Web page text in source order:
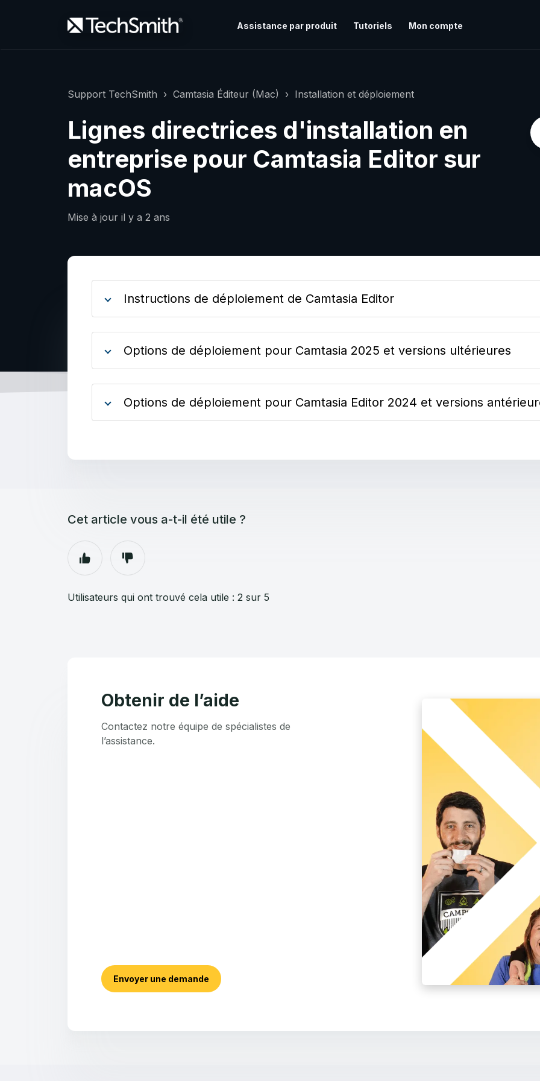
Assistance par produit Tutoriels Mon compte
Support TechSmith Camtasia Éditeur (Mac) Installation et déploiement
Lignes directrices d'installation en
entreprise pour Camtasia Editor sur
macOS
Mise à jour il y a 2 ans
Instructions de déploiement de Camtasia Editor
Options de déploiement pour Camtasia 2025 et versions ultérieures
Options de déploiement pour Camtasia Editor 2024 et versions
Cet article vous a-t-il été utile ?
Utilisateurs qui ont trouvé cela utile : 2 sur 5
Obtenir de l’aide
Contactez notre équipe de spécialistes de
l’assistance.
Envoyer une demande